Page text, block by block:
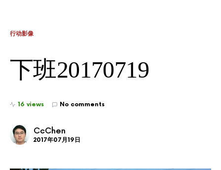
行动影像
下班20170719
16 views No comments
CcChen
2017年07月19日